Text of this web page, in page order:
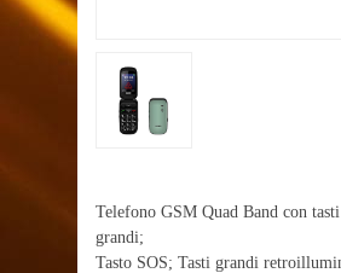
Telefono GSM Quad Band con
grandi;
Tasto SOS; Tasti grandi